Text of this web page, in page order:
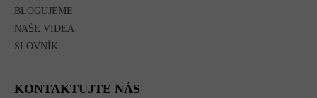
BLOGUJEME
NAŠE VIDEA
SLOVNÍK
KONTAKTUJTE NÁS